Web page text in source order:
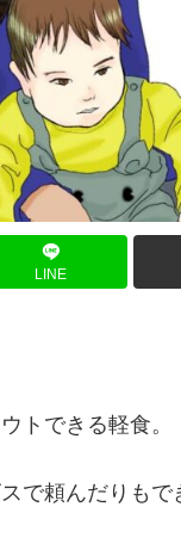
LINE
トできる軽食。
で頼んだりもで